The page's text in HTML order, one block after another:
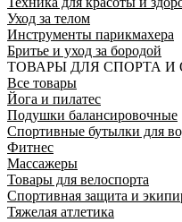
Уход за телом
Инструменты парикмахера
Бритье и уход за бородой
ТОВАРЫ ДЛЯ СПОРТА И
Все товары
Йога и пилатес
Подушки балансировочные
Спортивные бутылки для
Фитнес
Массажеры
Товары для велоспорта
Спортивная защита и
Тяжелая атлетика